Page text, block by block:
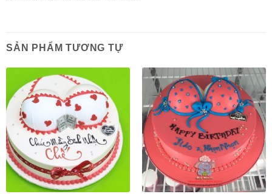
SẢN PHẨM TƯƠNG TỰ